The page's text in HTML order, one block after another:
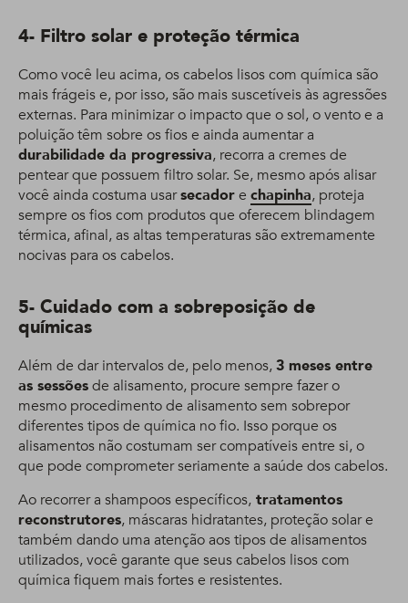
4- Filtro solar e proteção térmica
Como você leu acima, os cabelos lisos com química são
mais frágeis e, por isso, são mais suscetíveis às agressões
externas. Para minimizar o impacto que o sol, o vento e a
poluição têm sobre os fios e ainda aumentar a
durabilidade da progressiva, recorra a cremes de
pentear que possuem filtro solar. Se, mesmo após alisar
você ainda costuma usarsecadore chapinha, proteja
sempre os fios com produtos que oferecem blindagem
térmica, afinal, as altas temperaturas são extremamente
nocivas para os cabelos.
5- Cuidado com a sobreposição de
químicas
Além de dar intervalos de, pelo menos,3 meses entre
as sessõesde alisamento, procure sempre fazer o
mesmo procedimento de alisamento sem sobrepor
diferentes tipos de química no fio. Isso porque os
alisamentos não costumam ser compatíveis entre si, o
que pode comprometer seriamente a saúde dos cabelos.
Ao recorrer a shampoos específicos, tratamentos
reconstrutores, máscaras hidratantes, proteção solar e
também dando uma atenção aos tipos de alisamentos
utilizados, você garante que seus cabelos lisos com
química fiquem mais fortes e resistentes.